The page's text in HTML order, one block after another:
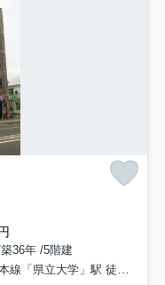
36年 /5階建
線「県立大学」駅 徒歩11分